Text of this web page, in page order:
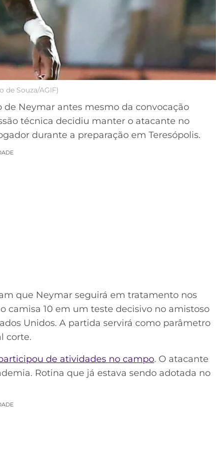
de Souza/AGIF)
Neymar antes mesmo da convocação
técnica decidiu manter o atacante no
durante a preparação em Teresópolis.
que Neymar seguirá em tratamento nos
camisa 10 em um teste decisivo no amistoso
Unidos. A partida servirá como parâmetro
corte.
de atividades no campo. O atacante
Rotina que já estava sendo adotada no